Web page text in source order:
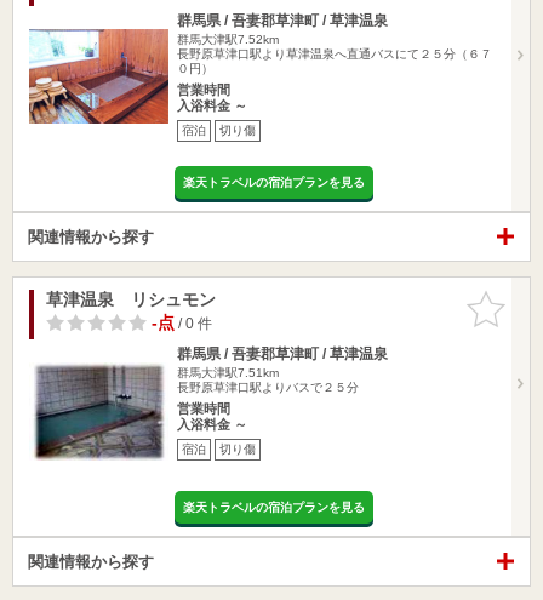
群馬県 / 吾妻郡草津町 / 草津温泉
群馬大津駅7.52km
長野原草津口駅より草津温泉へ直通バスにて２５分（６７
０円）
営業時間
入浴料金 ～
宿泊 切り傷
楽天トラベルの宿泊プランを見る
関連情報から探す
お気に入
りに追加
草津温泉 リシュモン
-点/ 0 件
群馬県 / 吾妻郡草津町 / 草津温泉
群馬大津駅7.51km
長野原草津口駅よりバスで２５分
営業時間
入浴料金 ～
宿泊 切り傷
楽天トラベルの宿泊プランを見る
関連情報から探す